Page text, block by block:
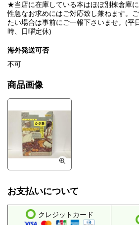
★当店に在庫している本はほぼ別棟倉庫に
性急なお求めにはご対応致し兼ねます。
たい場合は事前にご一報下さいませ。(平
時、日曜定休)
海外発送可否
不可
商品画像
お支払いについて
クレジットカード